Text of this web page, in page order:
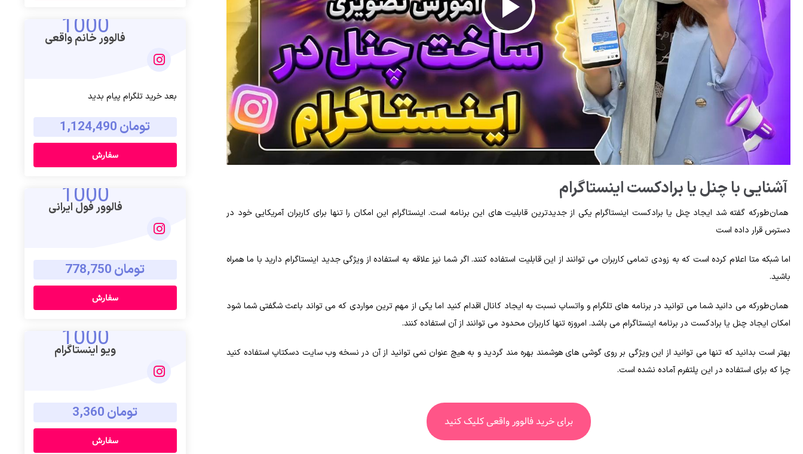
پخش
ویدیو
آشنایی با چنل یا برادکست اینستاگرام
همان‌طورکه گفته شد ایجاد چنل یا برادکست اینستاگرام یکی از جدیدترین قابلیت‌ های این برنامه است. اینستاگرام این امکان را تنها برای کاربران آمریکایی خود در
دسترس قرار داده است
اما شبکه متا اعلام کرده‌ است که به‌ زودی تمامی کاربران می‌ توانند از این قابلیت استفاده کنند. اگر شما نیز علاقه به استفاده از ویژگی جدید اینستاگرام دارید با ما همراه
باشید.
همان‌طورکه می‌ دانید شما می‌ توانید در برنامه‌ های تلگرام و واتساپ نسبت‌ به ایجاد کانال اقدام کنید اما یکی از مهم‌ ترین مواردی که می‌ تواند باعث شگفتی شما شود
امکان ایجاد چنل یا برادکست در برنامه‌ اینستاگرام می‌ باشد. امروزه تنها کاربران محدود می‌ توانند از آن استفاده کنند.
بهتر است بدانید که تنها می‌ توانید از این ویژگی بر روی گوشی های هوشمند بهره‌ مند گردید و به‌ هیچ‌ عنوان نمی‌ توانید از آن در نسخه وب‌ سایت دسکتاپ استفاده کنید
چرا که برای استفاده در این پلتفرم آماده نشده است.
برای خرید فالوور واقعی کلیک کنید
1000
فالوور خانم واقعی
بعد خرید تلگرام پیام بدید
تومان 1,124,490
سفارش
1000
فالوور فول ایرانی
تومان 778,750
سفارش
1000
ویو اینستاگرام
تومان 3,360
سفارش